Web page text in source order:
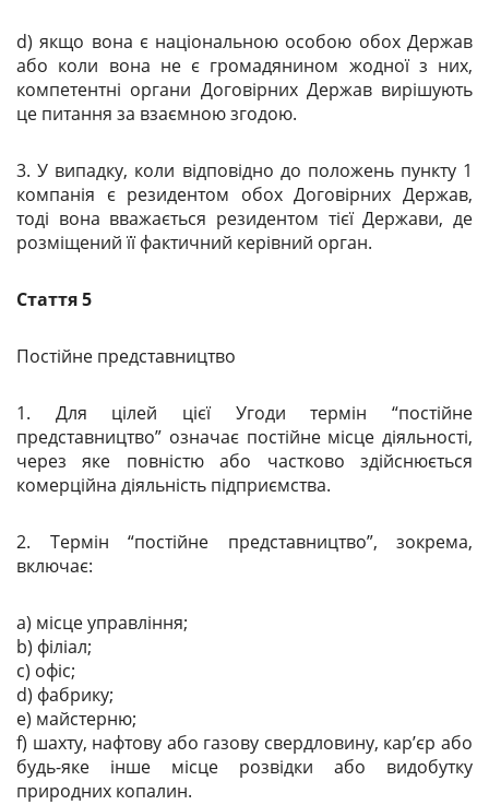
d) якщо вона є національною особою обох Держав
або коли вона не є громадянином жодної з них,
компетентні органи Договірних Держав вирішують
це питання за взаємною згодою.
3. У випадку, коли відповідно до положень пункту 1
компанія є резидентом обох Договірних Держав,
тоді вона вважається резидентом тієї Держави, де
розміщений її фактичний керівний орган.
Стаття 5
Постійне представництво
1. Для цілей цієї Угоди термін “постійне
представництво” означає постійне місце діяльності,
через яке повністю або частково здійснюється
комерційна діяльність підприємства.
2. Термін “постійне представництво”, зокрема,
включає:
a) місце управління;
b) філіал;
c) офіс;
d) фабрику;
e) майстерню;
f) шахту, нафтову або газову свердловину, кар’єр або
будь-яке інше місце розвідки або видобутку
природних копалин.